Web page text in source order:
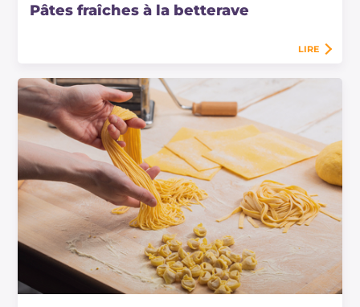
Pâtes fraîches à la betterave
LIRE